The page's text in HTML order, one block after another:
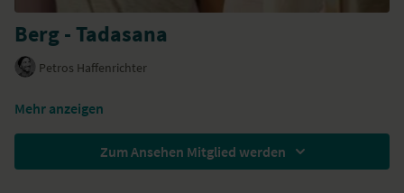
Berg - Tadasana
Petros Haffenrichter
Mehr anzeigen
Zum Ansehen Mitglied werden